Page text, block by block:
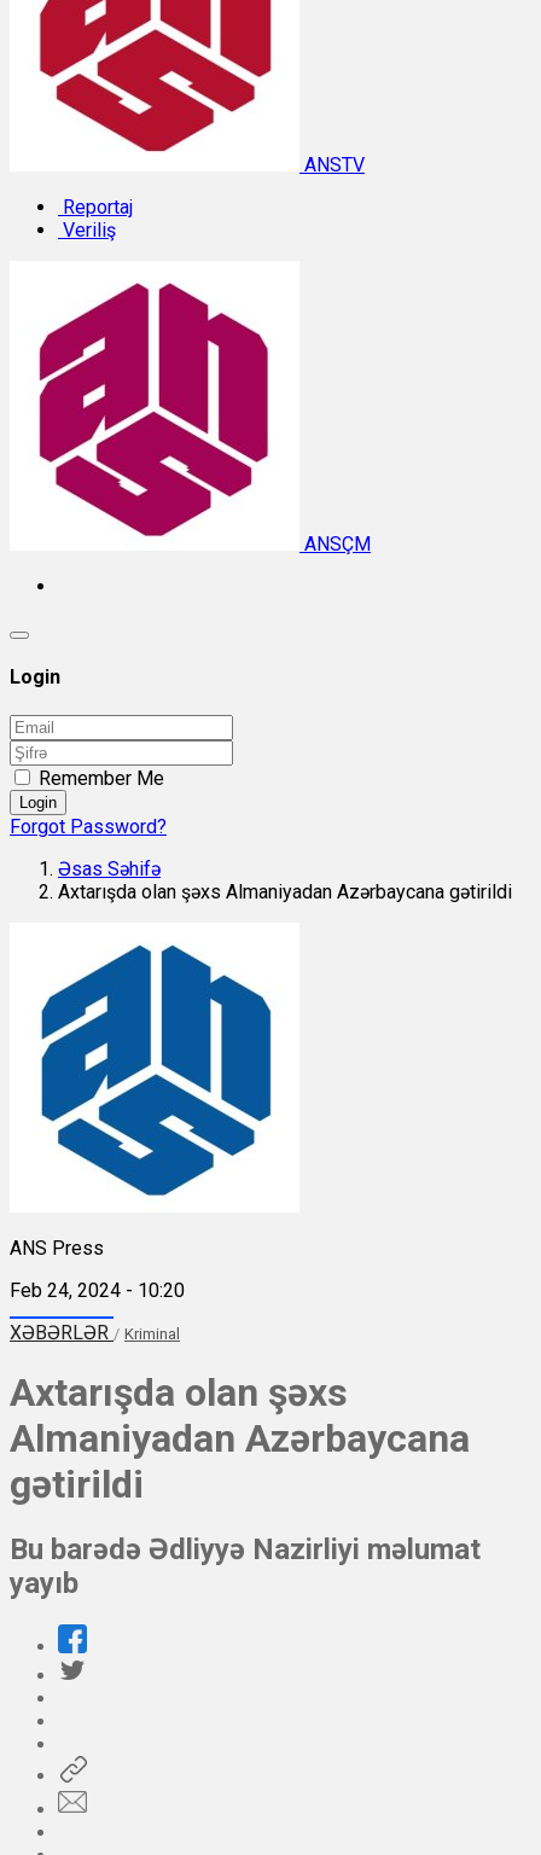
ANSTV
Reportaj
Veriliş
ANSÇM
Login
Remember Me
Login
Forgot Password?
Əsas Səhifə
Axtarışda olan şəxs Almaniyadan Azərbaycana gətirildi
ANS Press
Feb 24, 2024 - 10:20
XƏBƏRLƏR / Kriminal
Axtarışda olan şəxs
Almaniyadan Azərbaycana
gətirildi
Bu barədə Ədliyyə Nazirliyi məlumat
yayıb